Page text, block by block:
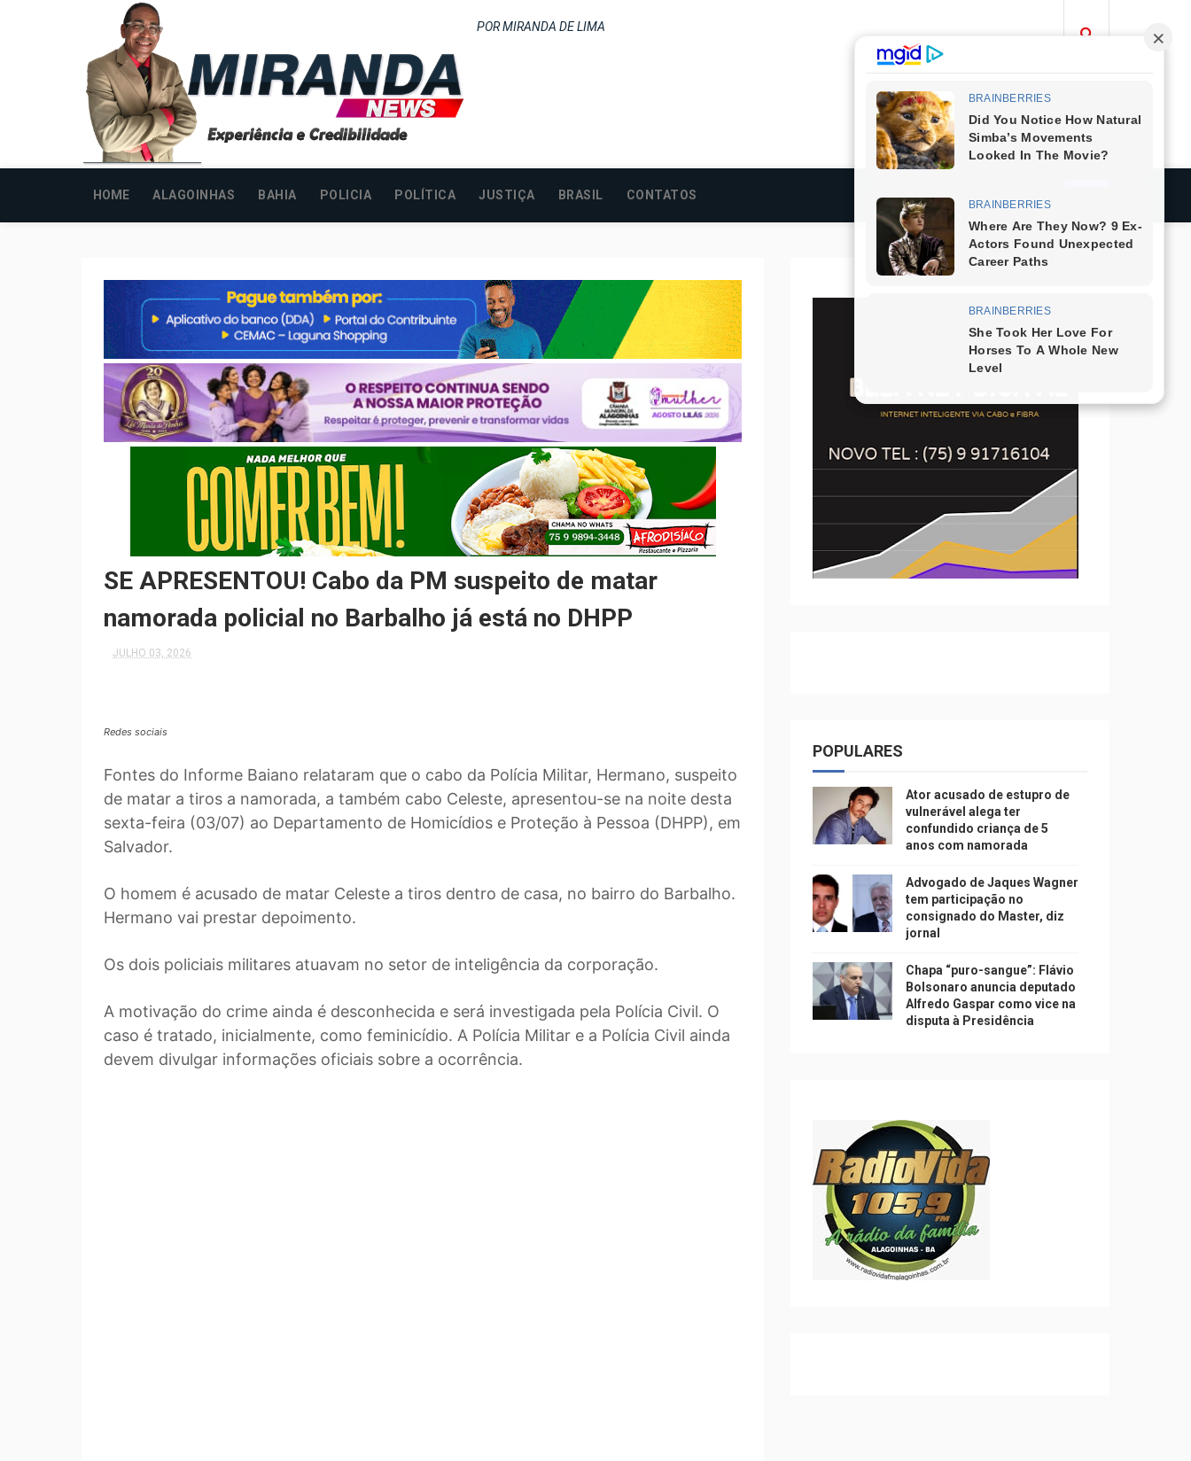
POR MIRANDA DE LIMA
HOME ALAGOINHAS BAHIA POLICIA POLÍTICA JUSTIÇA BRASIL CONTATOS
SE APRESENTOU! Cabo da PM suspeito de matar
namorada policial no Barbalho já está no DHPP
JULHO 03, 2026
Redes sociais
Fontes do Informe Baiano relataram que o cabo da Polícia Militar, Hermano, suspeito
de matar a tiros a namorada, a também cabo Celeste, apresentou-se na noite desta
sexta-feira (03/07) ao Departamento de Homicídios e Proteção à Pessoa (DHPP), em
Salvador.
O homem é acusado de matar Celeste a tiros dentro de casa, no bairro do Barbalho.
Hermano vai prestar depoimento.
Os dois policiais militares atuavam no setor de inteligência da corporação.
A motivação do crime ainda é desconhecida e será investigada pela Polícia Civil. O
caso é tratado, inicialmente, como feminicídio. A Polícia Militar e a Polícia Civil ainda
devem divulgar informações oficiais sobre a ocorrência.
POPULARES
Ator acusado de estupro de
vulnerável alega ter
confundido criança de 5
anos com namorada
Advogado de Jaques Wagner
tem participação no
consignado do Master, diz
jornal
Chapa “puro-sangue”: Flávio
Bolsonaro anuncia deputado
Alfredo Gaspar como vice na
disputa à Presidência